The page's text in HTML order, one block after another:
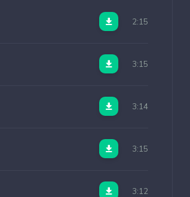
2:15
3:15
3:14
3:15
3:12